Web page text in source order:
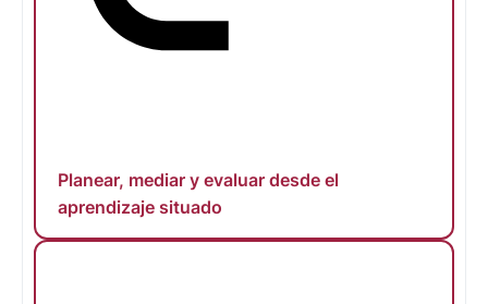
Planear, mediar y evaluar desde el
aprendizaje situado